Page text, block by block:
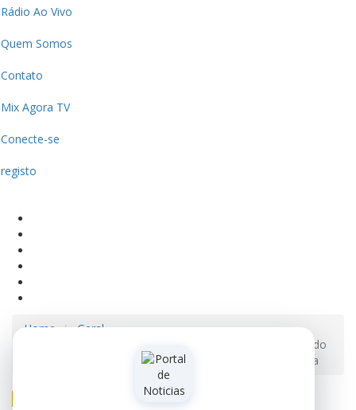
Rádio Ao Vivo
Quem Somos
Contato
Mix Agora TV
Conecte-se
registo
Home
Geral
Artesãs que estão expondo na VI Expoarte de Barra do
Garças encontraram na cultura uma fonte de renda extra